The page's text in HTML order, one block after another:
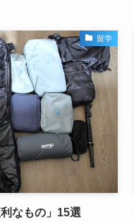
留学
なもの」15選